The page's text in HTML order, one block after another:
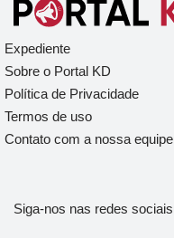
Expediente
Sobre o Portal KD
Política de Privacidade
Termos de uso
Contato com a nossa equipe
Siga-nos nas redes sociais